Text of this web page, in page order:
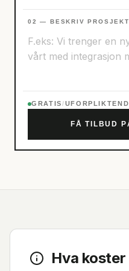
02 — BESKRIV
GRATIS/
FÅ TILBUD
Hva